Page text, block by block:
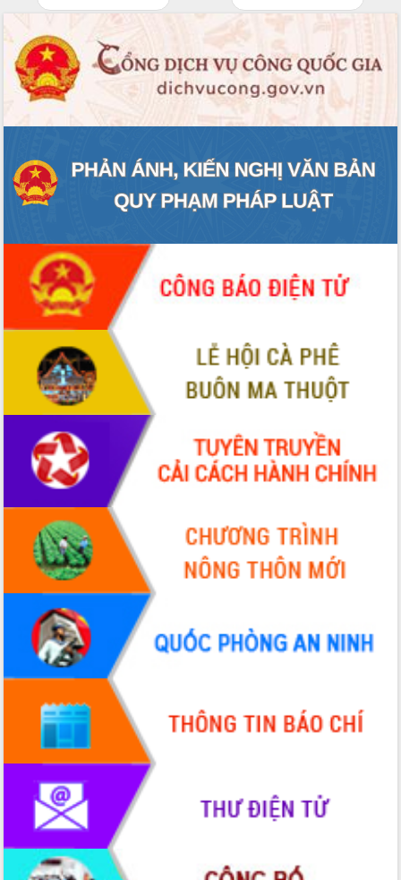
Gặp mặt các cơ quan báo chí nhân Kỷ
mạng Việt Nam
Đắk Lắk sơ kết 4 năm triển khai thực
hiện Đề án 06 của Chính phủ
Họp báo thông tin về Hội nghị Công bố
Quy hoạch và Xúc tiến đầu tư tỉnh Đắk
Khơi thông điểm nghẽn, đẩy nhanh
giải ngân vốn khắc phục thiên tai
HĐND tỉnh thông qua điều chỉnh Quy
Hội thảo góp ý hồ sơ điều chỉnh quy
hoạch tỉnh Đắk Lắk thời kỳ 2021-2030,
tầm nhìn đến năm 2050
Nâng cao hiệu quả hoạt động của các
doanh nghiệp nhà nước
Hội nghị triển khai kết nối mạng
truyền số liệu chuyên dùng phục vụ cơ
quan Đảng, Nhà nước
Lễ phát động chuỗi hoạt động chung
Xã Ea Kar bước chuyển mình trong
công tác cải cách hành chính mô hình
UBND tỉnh họp báo định kỳ tháng 4
năm 2026
Hội thảo khoa học “Giải pháp thúc đẩy
phát triển nền kinh tế xanh tại tỉnh
Đắk Lắk”
Tăng cường giám sát, đôn đốc thực
hiện nhiệm vụ quản lý tài sản công
hàng tuần
Tháo gỡ những vướng mắc, đẩy mạnh
công tác cải cách thủ tục hành chính
tại Trung tâm Phục vụ hành chính
công tỉnh
Đắk Lắk: Tôn vinh 46 giải pháp tại Hội
thi Sáng tạo Kỹ thuật 2024 - 2025
Đắk Lắk rà soát, điều chỉnh Đề án 190
về phát triển nuôi trồng thủy sản
Phó Chủ tịch UBND tỉnh Đắk Lắk
Trương Công Thái kiểm tra thực địa
Dự án cao tốc Khánh Hòa - Buôn Ma
Thuột